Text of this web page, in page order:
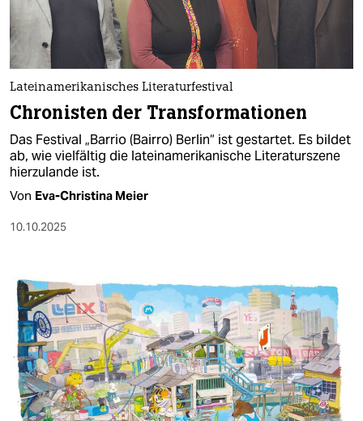
Lateinamerikanisches Literaturfestival
Chronisten der Transformationen
Das Festival „Barrio (Bairro) Berlin“ ist gestartet. Es bildet
ab, wie vielfältig die lateinamerikanische Literaturszene
hierzulande ist.
Von Eva-Christina Meier
10.10.2025